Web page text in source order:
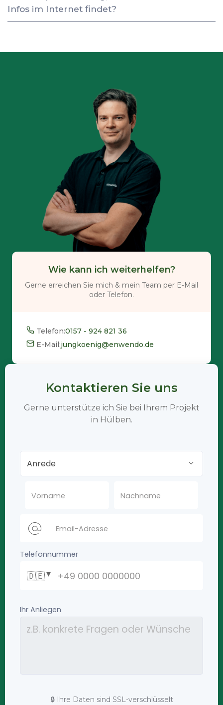
Infos im Internet findet?
Wie kann ich weiterhelfen?
Gerne erreichen Sie mich & mein Team per E-Mail
oder Telefon.
Telefon:0157 - 924 821 36
E-Mail:jungkoenig@enwendo.de
Kontaktieren Sie uns
Gerne unterstütze ich Sie bei Ihrem Projekt
in Hülben.
🔒 Ihre Daten sind SSL-verschlüsselt